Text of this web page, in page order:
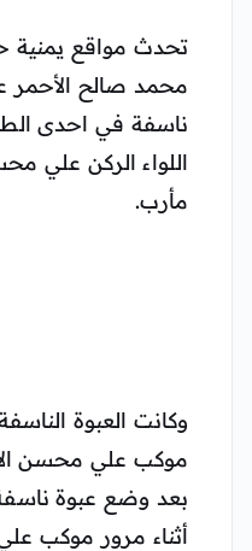
تحدث مواقع
محمد صالح
ناسفة في احدى
اللواء الركن علي
مأرب.
وكانت العبوة
موكب علي محسن
بعد وضع عبوة
أثناء مرور موكب